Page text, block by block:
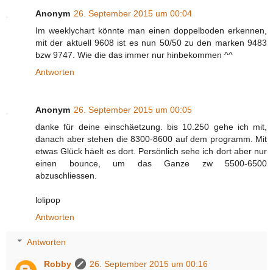
Anonym 26. September 2015 um 00:04
Im weeklychart könnte man einen doppelboden erkennen,
mit der aktuell 9608 ist es nun 50/50 zu den marken 9483
bzw 9747. Wie die das immer nur hinbekommen ^^
Antworten
Anonym 26. September 2015 um 00:05
danke für deine einschäetzung. bis 10.250 gehe ich mit,
danach aber stehen die 8300-8600 auf dem programm. Mit
etwas Glück häelt es dort. Persönlich sehe ich dort aber nur
einen bounce, um das Ganze zw 5500-6500
abzuschliessen.
lolipop
Antworten
Antworten
Robby
26. September 2015 um 00:16